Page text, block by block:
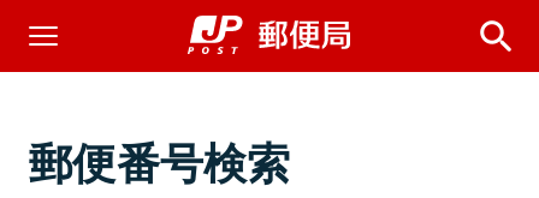
郵便番号検索